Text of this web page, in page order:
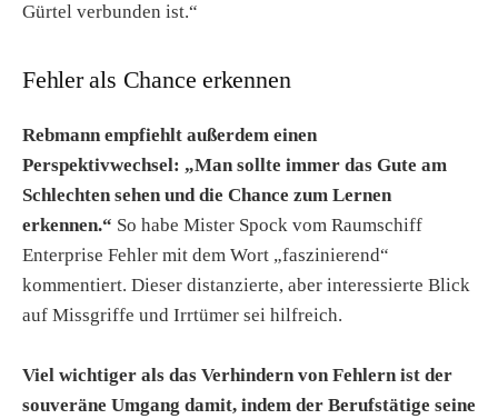
Gürtel verbunden ist.“
Fehler als Chance erkennen
Rebmann empfiehlt außerdem einen
Perspektivwechsel: „Man sollte immer das Gute am
Schlechten sehen und die Chance zum Lernen
erkennen.“ So habe Mister Spock vom Raumschiff
Enterprise Fehler mit dem Wort „faszinierend“
kommentiert. Dieser distanzierte, aber interessierte Blick
auf Missgriffe und Irrtümer sei hilfreich.
Viel wichtiger als das Verhindern von Fehlern ist der
souveräne Umgang damit, indem der Berufstätige seine